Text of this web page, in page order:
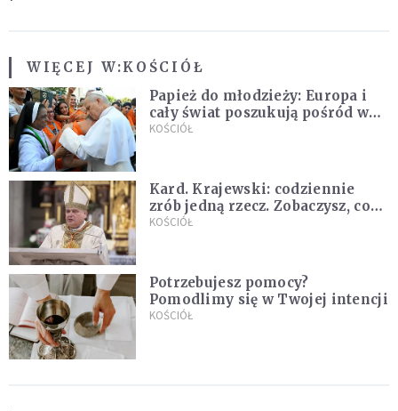
WIĘCEJ W:KOŚCIÓŁ
Papież do młodzieży: Europa i
cały świat poszukują pośród was
nowych świętych
KOŚCIÓŁ
Kard. Krajewski: codziennie
zrób jedną rzecz. Zobaczysz, co
stanie się z twoim życiem
KOŚCIÓŁ
Potrzebujesz pomocy?
Pomodlimy się w Twojej intencji
KOŚCIÓŁ